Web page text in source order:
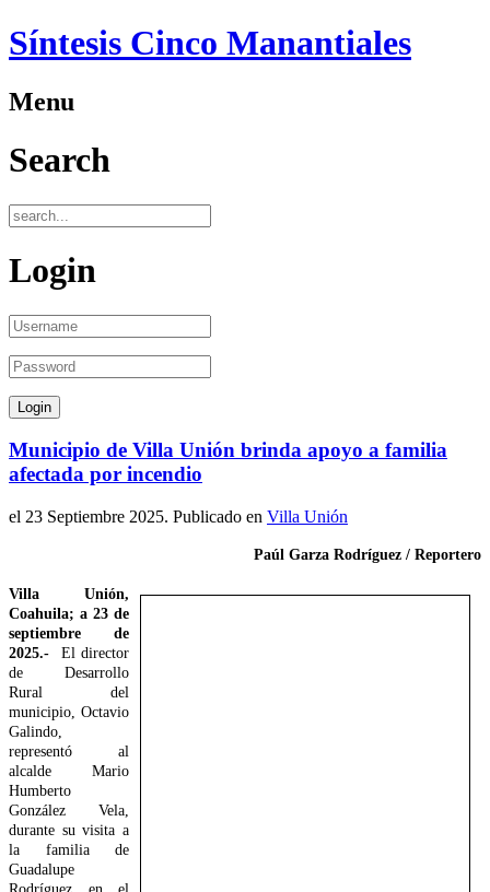
Síntesis Cinco Manantiales
Menu
Search
Login
Municipio de Villa Unión brinda apoyo a familia
afectada por incendio
el 23 Septiembre 2025. Publicado en Villa Unión
Paúl Garza Rodríguez / Reportero
Villa Unión,
Coahuila; a 23 de
septiembre de
2025.-
El director
de Desarrollo
Rural del
municipio, Octavio
Galindo,
representó al
alcalde Mario
Humberto
González Vela,
durante su visita a
la familia de
Guadalupe